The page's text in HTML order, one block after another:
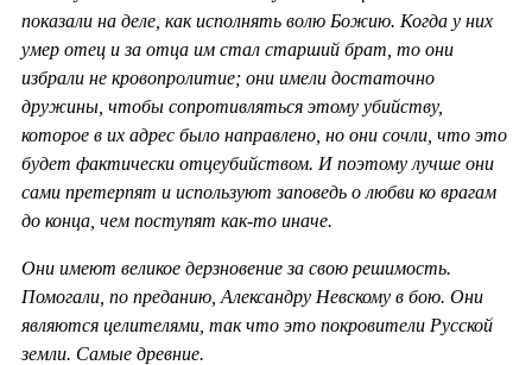
показали на деле, как исполнять волю Божию. Когда у них
умер отец и за отца им стал старший брат, то они
избрали не кровопролитие; они имели достаточно
дружины, чтобы сопротивляться этому убийству,
которое в их адрес было направлено, но они сочли, что это
будет фактически отцеубийством. И поэтому лучше они
сами претерпят и используют заповедь о любви ко врагам
до конца, чем поступят как-то иначе.
Они имеют великое дерзновение за свою решимость.
Помогали, по преданию, Александру Невскому в бою. Они
являются целителями, так что это покровители Русской
земли. Самые древние.